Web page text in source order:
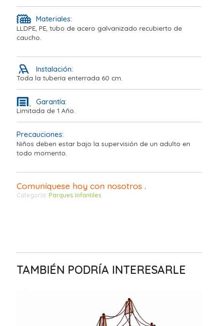
Materiales:
LLDPE, PE, tubo de acero galvanizado recubierto de
caucho.
Instalación:
Toda la tubería enterrada 60 cm.
Garantía:
Limitada de 1 Año.
Precauciones:
Niños deben estar bajo la supervisión de un adulto en
todo momento.
Comuníquese hoy con nosotros .
Categoría: Parques Infantiles
TAMBIÉN PODRÍA INTERESARLE